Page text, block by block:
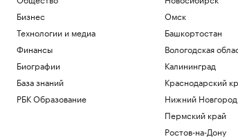
Бизнес
Технологии и медиа
Финансы
Биографии
База знаний
РБК Образование
Омск
Башкортостан
Вологодская
Калининград
Краснодарский
Нижний Новгород
Пермский край
Ростов-на-Дону